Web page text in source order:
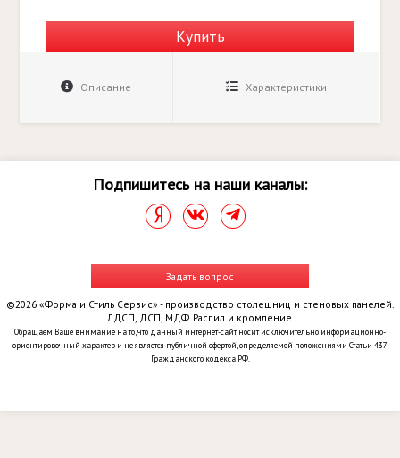
Купить
Описание Характеристики
Подпишитесь на наши каналы:
Задать вопрос
©2026 «Форма и Стиль Сервис» - производство столешниц и стеновых панелей.
ЛДСП, ДСП, МДФ. Распил и кромление.
Обращаем Ваше внимание на то, что данный интернет-сайт носит исключительно информационно-
ориентировочный характер и не является публичной офертой, определяемой положениями Статьи 437
Гражданского кодекса РФ.